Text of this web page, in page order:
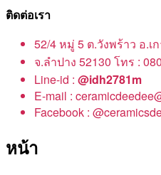
ติดต่อเรา
52/4 หมู่ 5 ต.วังพร้าว อ.เ
จ.ลำปาง 52130 โทร :
Line-id : @idh2781m
E-mail :
Facebook :
หน้า